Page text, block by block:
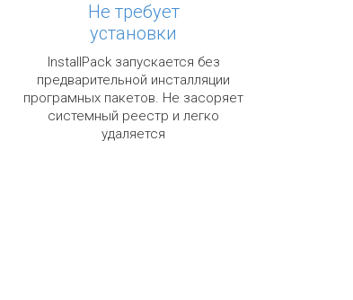
Не требует
установки
InstallPack запускается без
предварительной инсталляции
програмных пакетов. Не засоряет
системный реестр и легко
удаляется